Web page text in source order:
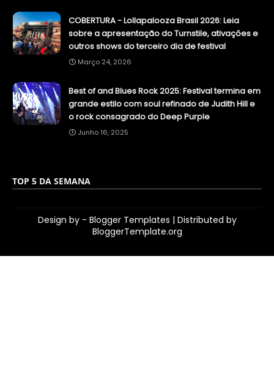
COBERTURA - Lollapalooza Brasil 2026: Leia
sobre a apresentação do Turnstile, ativações e
outros shows do terceiro dia de festival
Março 24, 2026
Best of and Blues Rock 2025: Festival termina em
grande estilo com soul refinado de Judith Hill e
o rock consagrado do Deep Purple
Junho 16, 2025
TOP 5 DA SEMANA
Design by - Blogger Templates | Distributed by
BloggerTemplate.org